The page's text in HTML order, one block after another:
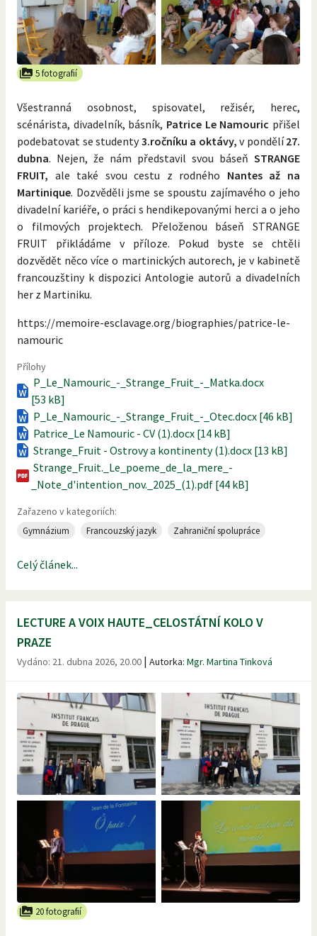
5 fotografií
Všestranná osobnost, spisovatel, režisér, herec,
scénárista, divadelník, básník, Patrice Le Namouric přišel
podebatovat se studenty3.ročníku a oktávy, v pondělí27.
dubna. Nejen, že nám představil svou báseň STRANGE
FRUIT, ale také svou cestu z rodného Nantes až na
Martinique. Dozvěděli jsme se spoustu zajímavého o jeho
divadelní kariéře, o práci s hendikepovanými herci a o jeho
o filmových projektech. Přeloženou báseň STRANGE
FRUIT přikládáme v příloze. Pokud byste se chtěli
dozvědět něco více o martinických autorech, je v kabinetě
francouzštiny k dispozici Antologie autorů a divadelních
her z Martiniku.
https://memoire-esclavage.org/biographies/patrice-le-
namouric
Přílohy
P_Le_Namouric_-_Strange_Fruit_-_Matka.docx
[53 kB]
P_Le_Namouric_-_Strange_Fruit_-_Otec.docx [46 kB]
Patrice_Le Namouric - CV (1).docx [14 kB]
Strange_Fruit - Ostrovy a kontinenty (1).docx [13 kB]
Strange_Fruit._Le_poeme_de_la_mere_-
_Note_d'intention_nov._2025_(1).pdf [44 kB]
Zařazeno v kategoriích:
Gymnázium Francouzský jazyk Zahraniční spolupráce
Celý článek...
LECTURE A VOIX HAUTE_CELOSTÁTNÍ KOLO V
PRAZE
Vydáno: 21. dubna 2026, 20.00 | Autorka: Mgr. Martina Tinková
20 fotografií